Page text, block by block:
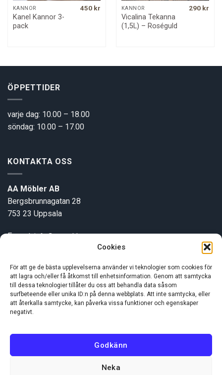
Cookies
För att ge de bästa upplevelserna använder vi teknologier som cookies för
att lagra och/eller få åtkomst till enhetsinformation. Genom att samtycka
till dessa teknologier tillåter du oss att behandla data såsom
surfbeteende eller unika ID:n på denna webbplats. Att inte samtycka, eller
att återkalla samtycke, kan påverka vissa funktioner och egenskaper
negativt.
Godkänn
Neka
KANNOR
Kanel Kannor 3-
pack
450 kr KANNOR
Vicalina Tekanna
(1,5L) – Roséguld
290 kr
ÖPPETTIDER
varje dag: 10.00 – 18.00
söndag: 10.00 – 17.00
KONTAKTA OSS
AA Möbler AB
Bergsbrunnagatan 28
753 23 Uppsala
E-post:info@aamobler.se
INFORMATION
Om oss
Visa